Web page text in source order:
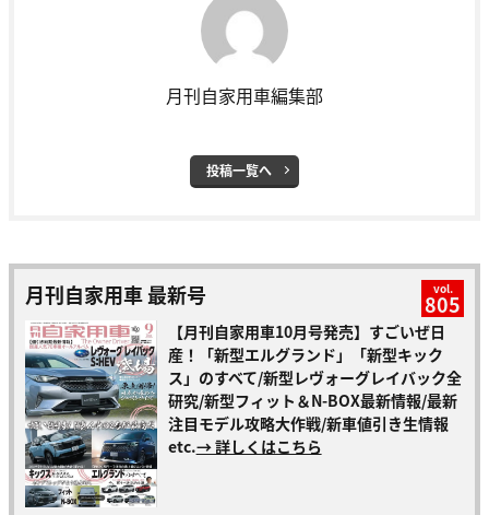
月刊自家用車編集部
投稿一覧へ
月刊自家用車 最新号 vol.
805
【月刊自家用車10月号発売】すごいぜ日
産！「新型エルグランド」「新型キック
ス」のすべて/新型レヴォーグレイバック全
研究/新型フィット＆N-BOX最新情報/最新
注目モデル攻略大作戦/新車値引き生情報
etc.→ 詳しくはこちら